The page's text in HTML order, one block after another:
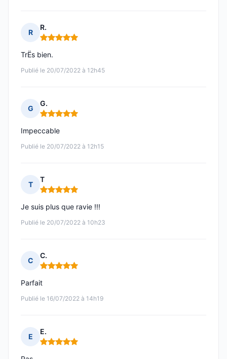
R
R.
Note : 5 sur 5
Publié le 20/07/2022 à 12h45
TrËs bien.
G
G.
Note : 5 sur 5
Publié le 20/07/2022 à 12h15
Impeccable
T
T
Note : 5 sur 5
Publié le 20/07/2022 à 10h23
Je suis plus que ravie !!!
C
C.
Note : 5 sur 5
Publié le 16/07/2022 à 14h19
Parfait
E
E.
Note : 5 sur 5